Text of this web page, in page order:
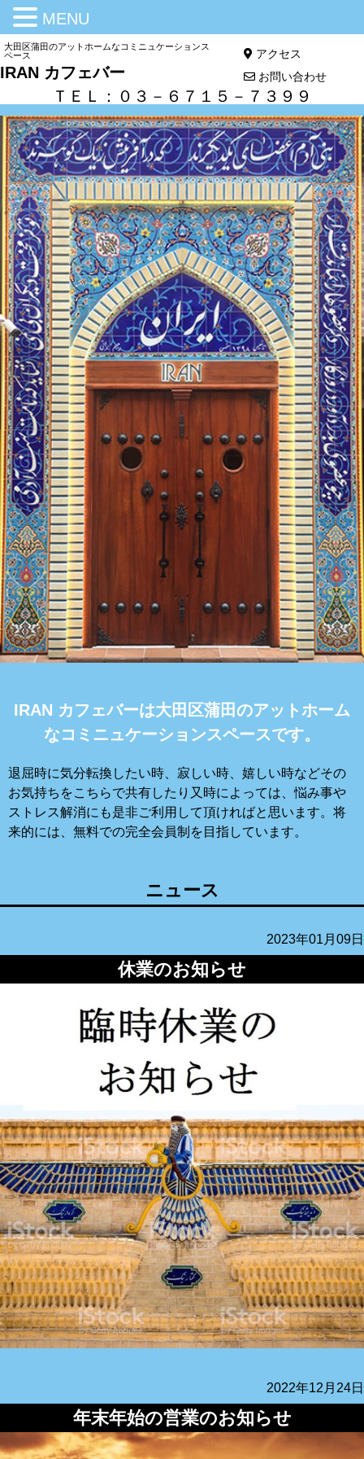
大田区蒲田のアットホームなコミニュケーションス
ペース
IRAN カフェバー
アクセス
お問い合わせ
ＴＥＬ：０３－６７１５－７３９９
IRAN カフェバーは大田区蒲田のアットホーム
なコミニュケーションスペースです。
退屈時に気分転換したい時、寂しい時、嬉しい時などその
お気持ちをこちらで共有したり又時によっては、悩み事や
ストレス解消にも是非ご利用して頂ければと思います。将
来的には、無料での完全会員制を目指しています。
ニュース
2023年01月09日
休業のお知らせ
2022年12月24日
年末年始の営業のお知らせ
MENU